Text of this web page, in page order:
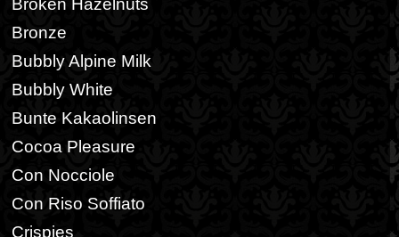
Broken Hazelnuts
Bronze
Bubbly Alpine Milk
Bubbly White
Bunte Kakaolinsen
Cocoa Pleasure
Con Nocciole
Con Riso Soffiato
Crispies